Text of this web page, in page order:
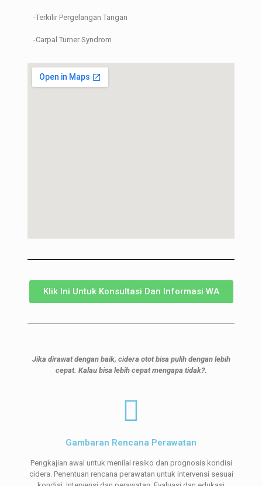
-Terkilir Pergelangan Tangan
-Carpal Turner Syndrom
Klik Ini Untuk Konsultasi Dan Informasi WA
Jika dirawat dengan baik, cidera otot bisa pulih dengan lebih
cepat. Kalau bisa lebih cepat mengapa tidak?.
Gambaran Rencana Perawatan
Pengkajian awal untuk menilai resiko dan prognosis kondisi
cidera. Penentuan rencana perawatan untuk intervensi sesuai